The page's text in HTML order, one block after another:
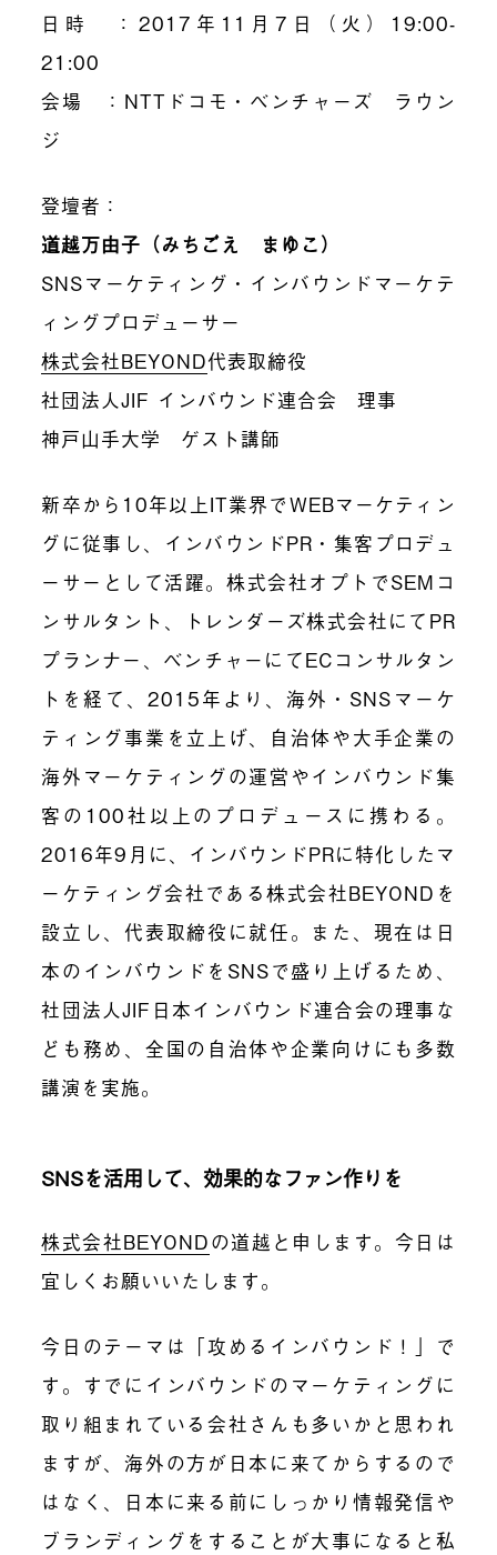
日時 ：2017年11月7日（火）19:00-
21:00
会場 ：NTTドコモ・ベンチャーズ ラウン
ジ
登壇者：
道越万由子（みちごえ まゆこ）
SNSマーケティング・インバウンドマーケテ
ィングプロデューサー
株式会社BEYOND代表取締役
社団法人JIF インバウンド連合会 理事
神戸山手大学 ゲスト講師
新卒から10年以上IT業界でWEBマーケティン
グに従事し、インバウンドPR・集客プロデュ
ーサーとして活躍。株式会社オプトでSEMコ
ンサルタント、トレンダーズ株式会社にてPR
プランナー、ベンチャーにてECコンサルタン
トを経て、2015年より、海外・SNSマーケ
ティング事業を立上げ、自治体や大手企業の
海外マーケティングの運営やインバウンド集
客の100社以上のプロデュースに携わる。
2016年9月に、インバウンドPRに特化したマ
ーケティング会社である株式会社BEYONDを
設立し、代表取締役に就任。また、現在は日
本のインバウンドをSNSで盛り上げるため、
社団法人JIF日本インバウンド連合会の理事な
ども務め、全国の自治体や企業向けにも多数
講演を実施。
SNSを活用して、効果的なファン作りを
株式会社BEYONDの道越と申します。今日は
宜しくお願いいたします。
今日のテーマは「攻めるインバウンド！」で
す。すでにインバウンドのマーケティングに
取り組まれている会社さんも多いかと思われ
ますが、海外の方が日本に来てからするので
はなく、日本に来る前にしっかり情報発信や
ブランディングをすることが大事になると私